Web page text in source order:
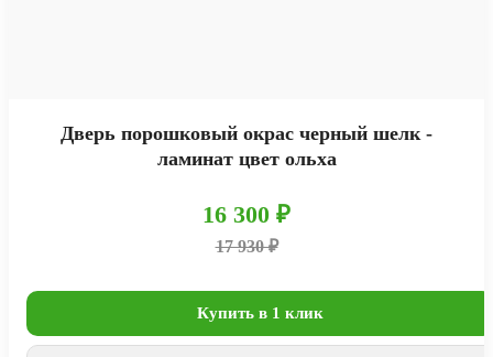
Дверь порошковый окрас черный шелк -
ламинат цвет ольха
16 300 ₽
17 930 ₽
Купить в 1 клик